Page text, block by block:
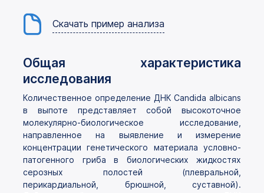
Скачать пример анализа
Общая характеристика
исследования
Количественное определение ДНК Candida albicans
в выпоте представляет собой высокоточное
молекулярно-биологическое исследование,
направленное на выявление и измерение
концентрации генетического материала условно-
патогенного гриба в биологических жидкостях
серозных полостей (плевральной,
перикардиальной, брюшной, суставной).